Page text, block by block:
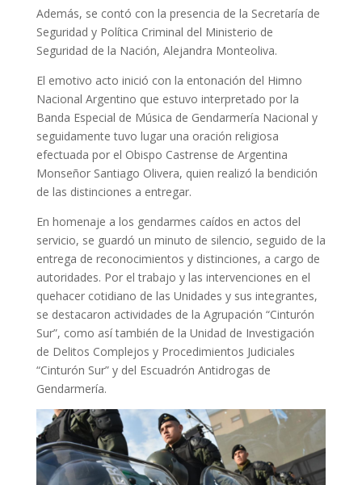
Además, se contó con la presencia de la Secretaría de
Seguridad y Política Criminal del Ministerio de
Seguridad de la Nación, Alejandra Monteoliva.
El emotivo acto inició con la entonación del Himno
Nacional Argentino que estuvo interpretado por la
Banda Especial de Música de Gendarmería Nacional y
seguidamente tuvo lugar una oración religiosa
efectuada por el Obispo Castrense de Argentina
Monseñor Santiago Olivera, quien realizó la bendición
de las distinciones a entregar.
En homenaje a los gendarmes caídos en actos del
servicio, se guardó un minuto de silencio, seguido de la
entrega de reconocimientos y distinciones, a cargo de
autoridades. Por el trabajo y las intervenciones en el
quehacer cotidiano de las Unidades y sus integrantes,
se destacaron actividades de la Agrupación “Cinturón
Sur”, como así también de la Unidad de Investigación
de Delitos Complejos y Procedimientos Judiciales
“Cinturón Sur” y del Escuadrón Antidrogas de
Gendarmería.